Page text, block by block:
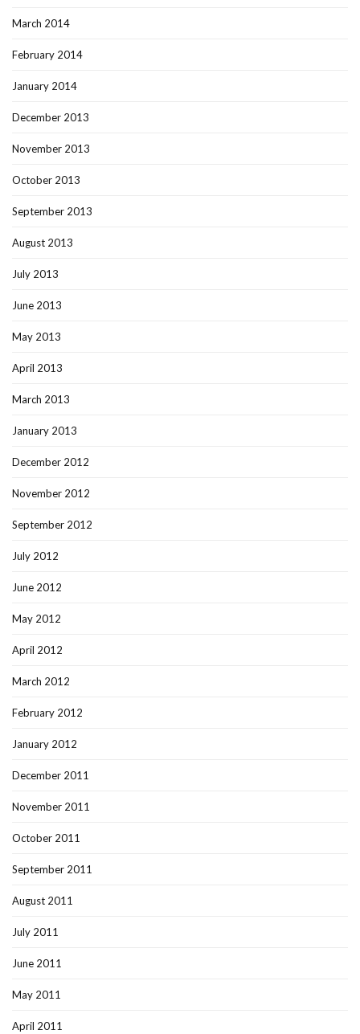
March 2014
February 2014
January 2014
December 2013
November 2013
October 2013
September 2013
August 2013
July 2013
June 2013
May 2013
April 2013
March 2013
January 2013
December 2012
November 2012
September 2012
July 2012
June 2012
May 2012
April 2012
March 2012
February 2012
January 2012
December 2011
November 2011
October 2011
September 2011
August 2011
July 2011
June 2011
May 2011
April 2011